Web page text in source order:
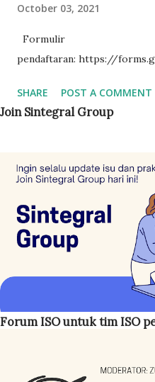
October 03, 2021
Formulir
pendaftaran: https://
SHARE POST A COMMENT
Join Sintegral Group
Forum ISO untuk tim ISO